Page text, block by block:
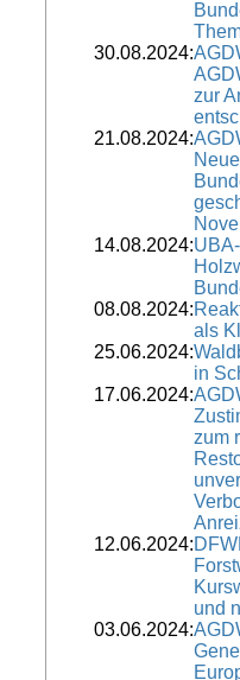
30.08.2024:
zur
21.08.2024:
14.08.2024:
08.08.2024:
als
25.06.2024:
in
17.06.2024:
zum
12.06.2024:
und
03.06.2024: